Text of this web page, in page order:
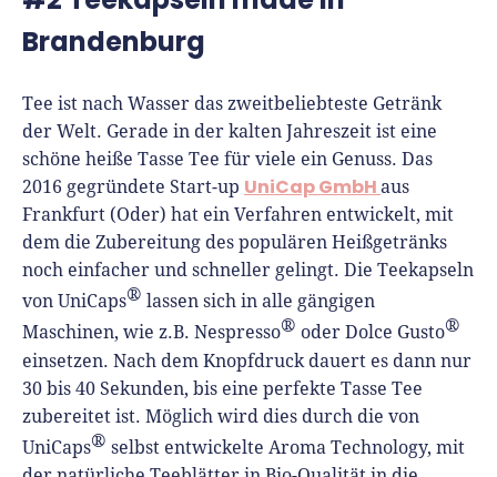
Brandenburg
Tee ist nach Wasser das zweitbeliebteste Getränk
der Welt. Gerade in der kalten Jahreszeit ist eine
schöne heiße Tasse Tee für viele ein Genuss. Das
2016 gegründete Start-up UniCap GmbH aus
Frankfurt (Oder) hat ein Verfahren entwickelt, mit
dem die Zubereitung des populären Heißgetränks
noch einfacher und schneller gelingt. Die Teekapseln
von UniCaps® lassen sich in alle gängigen
Maschinen, wie z.B. Nespresso® oder Dolce Gusto®
einsetzen. Nach dem Knopfdruck dauert es dann nur
30 bis 40 Sekunden, bis eine perfekte Tasse Tee
zubereitet ist. Möglich wird dies durch die von
UniCaps® selbst entwickelte Aroma Technology, mit